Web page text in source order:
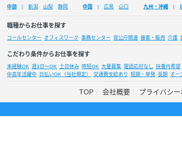
中部
新潟 山梨 静岡 中国 広島 山口 九州・沖縄
職種からお仕事を探す
コールセンター オフィスワーク 事務センター 官公庁関連 接客・販売 介護
こだわり条件からお仕事を探す
未経験OK 週3日～OK 土日休み 時短OK 大量募集 電話応対なし 扶養内希望
中高年活躍中
日払いOK（当社規定） 交通費支給あり 短期・単発 長期 オー
TOP 会社概要 プライバシ